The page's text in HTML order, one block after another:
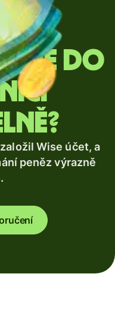
do
Wise účet, a
peněz výrazně